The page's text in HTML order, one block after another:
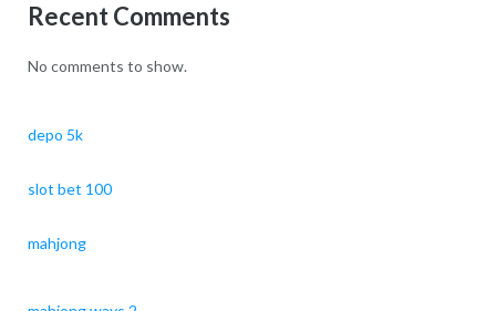
Recent Comments
No comments to show.
depo 5k
slot bet 100
mahjong